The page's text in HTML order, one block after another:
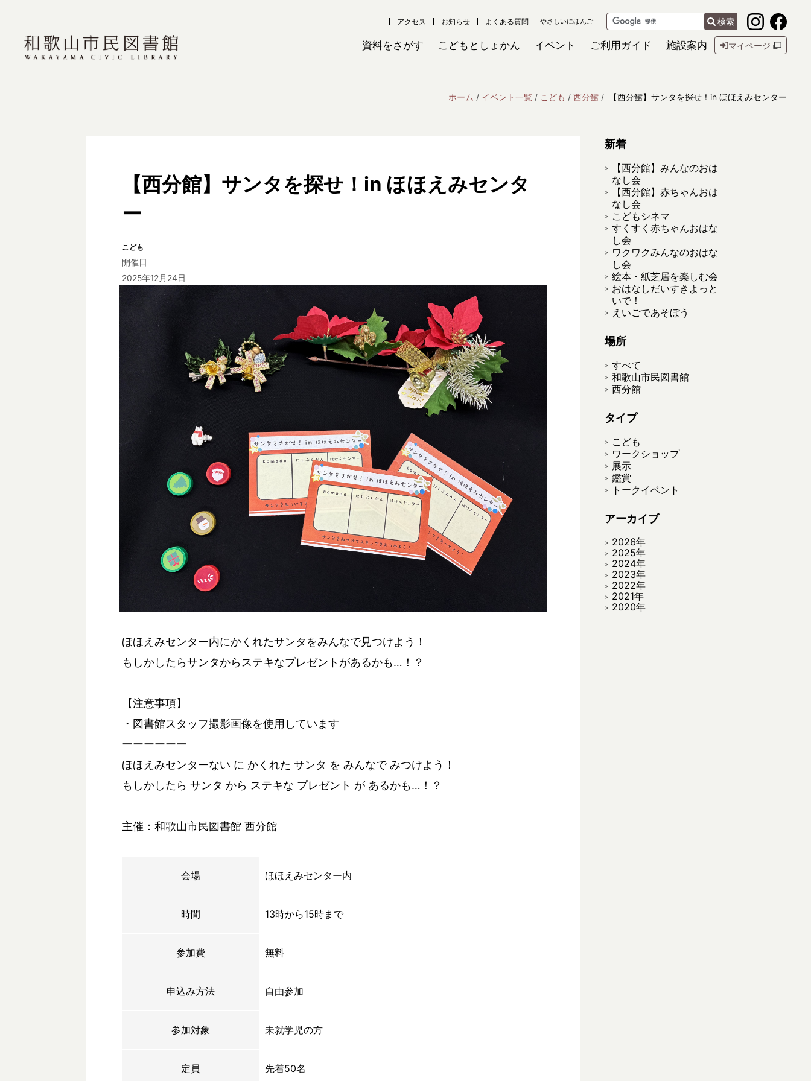
アクセス お知らせ よくある質問 やさしいにほんご 検索
資料をさがす こどもとしょかん イベント ご利用ガイド 施設案内 マイページ
ホーム イベント一覧 こども 西分館 【西分館】サンタを探せ！in ほほえみセンター
【西分館】サンタを探せ！in ほほえみセンタ
ー
こども
開催日
2025年12月24日
ほほえみセンター内にかくれたサンタをみんなで見つけよう！
もしかしたらサンタからステキなプレゼントがあるかも…！？
【注意事項】
・図書館スタッフ撮影画像を使用しています
ーーーーーー
ほほえみセンターない に かくれた サンタ を みんなで みつけよう！
もしかしたら サンタ から ステキな プレゼント が あるかも…！？
主催：和歌山市民図書館 西分館
会場 ほほえみセンター内
時間 13時から15時まで
参加費 無料
申込み方法 自由参加
参加対象 未就学児の方
定員 先着50名
新着
【西分館】みんなのおは
なし会
【西分館】赤ちゃんおは
なし会
こどもシネマ
すくすく赤ちゃんおはな
し会
ワクワクみんなのおはな
し会
絵本・紙芝居を楽しむ会
おはなしだいすきよっと
いで！
えいごであそぼう
場所
すべて
和歌山市民図書館
西分館
タイプ
こども
ワークショップ
展示
鑑賞
トークイベント
アーカイブ
2026年
2025年
2024年
2023年
2022年
2021年
2020年